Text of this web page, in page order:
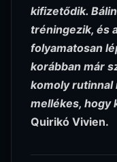
kifizetődik.
tréningezik, és
folyamatosan
korábban már
komoly rutinnal
mellékes, hogy
Quirikó Vivien.